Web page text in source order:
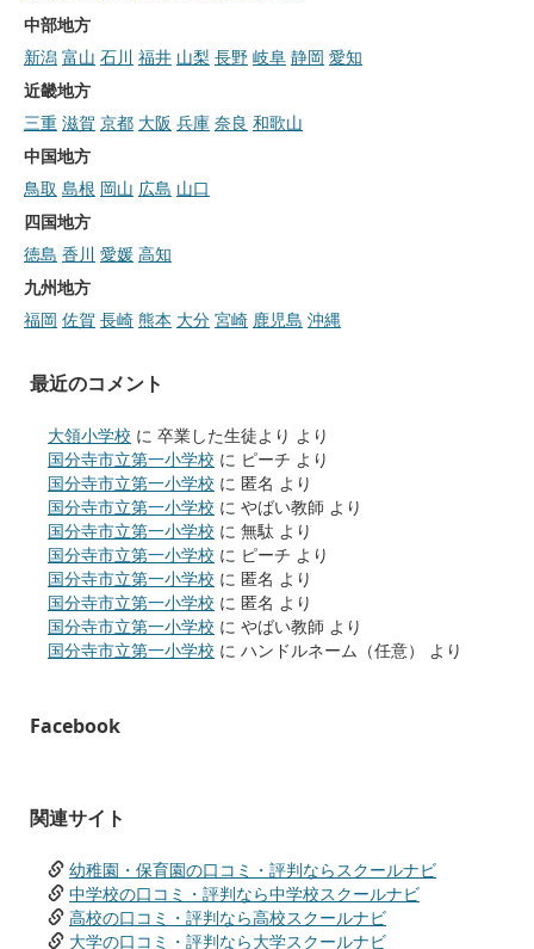
中部地方
新潟 富山 石川 福井 山梨 長野 岐阜 静岡 愛知
近畿地方
三重 滋賀 京都 大阪 兵庫 奈良 和歌山
中国地方
鳥取 島根 岡山 広島 山口
四国地方
徳島 香川 愛媛 高知
九州地方
福岡 佐賀 長崎 熊本 大分 宮崎 鹿児島 沖縄
最近のコメント
大領小学校 に 卒業した生徒より より
国分寺市立第一小学校 に ピーチ より
国分寺市立第一小学校 に 匿名 より
国分寺市立第一小学校 に やばい教師 より
国分寺市立第一小学校 に 無駄 より
国分寺市立第一小学校 に ピーチ より
国分寺市立第一小学校 に 匿名 より
国分寺市立第一小学校 に 匿名 より
国分寺市立第一小学校 に やばい教師 より
国分寺市立第一小学校 に ハンドルネーム（任意） より
Facebook
関連サイト
幼稚園・保育園の口コミ・評判ならスクールナビ
中学校の口コミ・評判なら中学校スクールナビ
高校の口コミ・評判なら高校スクールナビ
大学の口コミ・評判なら大学スクールナビ